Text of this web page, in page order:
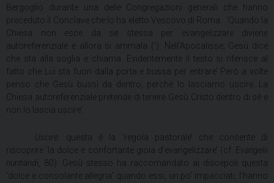
Bergoglio durante una delle Congregazioni generali che hanno
preceduto il Conclave che lo ha eletto Vescovo di Roma.
‘Quando la
Chiesa non esce da se stessa per evangelizzare diviene
autoreferenziale e allora si ammala (‘). Nell’Apocalisse, Gesù dice
che sta alla soglia e chiama. Evidentemente il testo si riferisce al
fatto che Lui sta fuori dalla porta e bussa per entrare’ Però a volte
penso che Gesù bussi da dentro, perché lo lasciamo uscire. La
Chiesa autoreferenziale pretende di tenere Gesù Cristo dentro di sé e
non lo lascia uscire’.
Uscire : questa è la ‘regola pastorale’ che consente di
riscoprire ‘la dolce e confortante gioia d’evangelizzare’ (cf. Evangelii
nuntiandi , 80). Gesù stesso ha raccomandato ai discepoli questa
‘dolce e consolante allegria’ quando essi, un po’ impacciati, l’hanno